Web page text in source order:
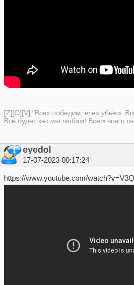
[Z][O][V] "Всех победим, всех убьём.
Всё будет как мы любим! Всем всего
eyedol
17-07-2023 00:17:24
https://www.youtube.com/